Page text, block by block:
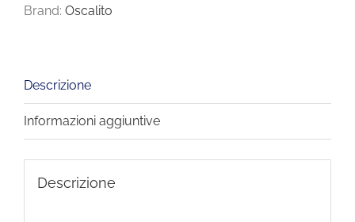
Brand: Oscalito
Descrizione
Informazioni aggiuntive
Descrizione